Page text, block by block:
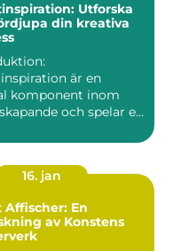
Utforska
din kreativa
är en
komponent inom
och spelar en
16. jan
Affischer: En
av Konstens